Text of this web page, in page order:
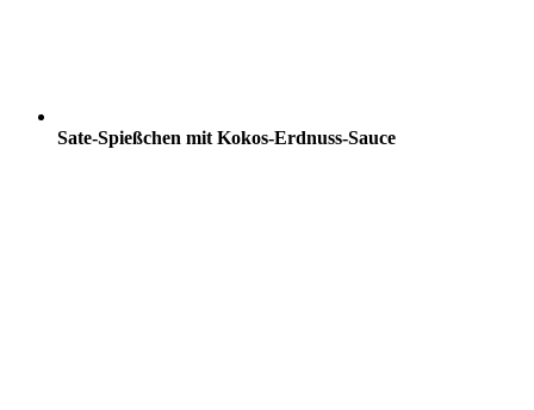
Sate-Spießchen mit Kokos-Erdnuss-Sauce